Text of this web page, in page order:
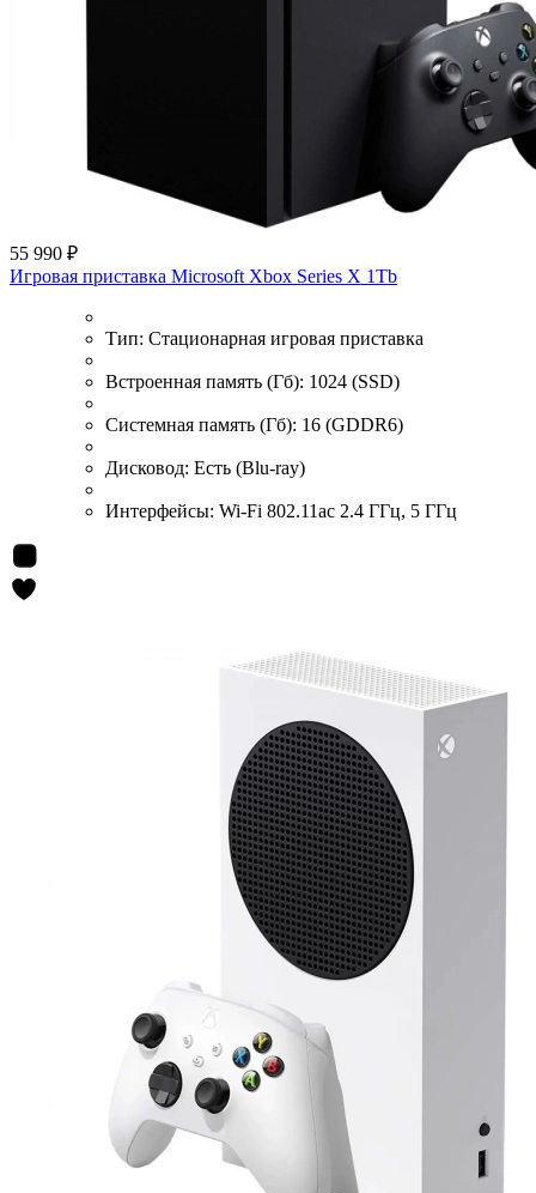
55 990 ₽
Игровая приставка Microsoft Xbox Series X 1Tb
Тип: Стационарная игровая приставка
Встроенная память (Гб): 1024 (SSD)
Системная память (Гб): 16 (GDDR6)
Дисковод: Есть (Blu-ray)
Интерфейсы: Wi-Fi 802.11ac 2.4 ГГц, 5 ГГц